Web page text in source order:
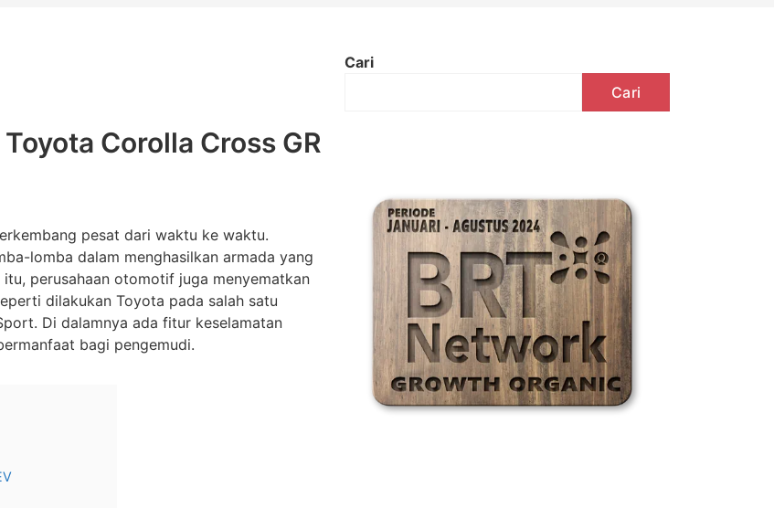
Corolla Cross GR
pesat dari waktu ke waktu.
lomba dalam menghasilkan armada yang
perusahaan otomotif juga menyematkan
dilakukan Toyota pada salah satu
Di dalamnya ada fitur keselamatan
bagi pengemudi.
Cari
Cari